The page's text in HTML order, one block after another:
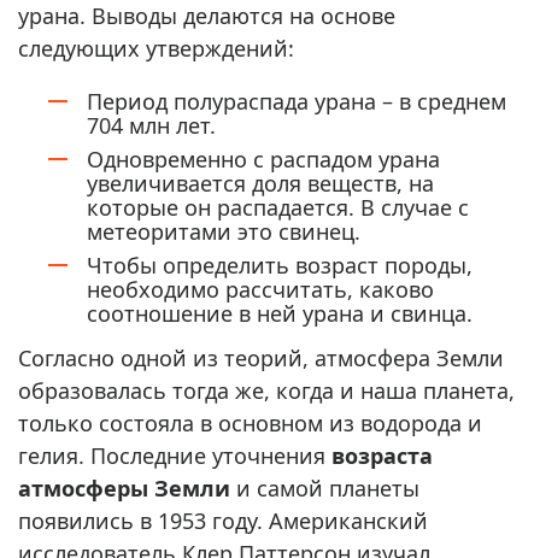
урана. Выводы делаются на основе
следующих утверждений:
Период полураспада урана – в среднем
704 млн лет.
Одновременно с распадом урана
увеличивается доля веществ, на
которые он распадается. В случае с
метеоритами это свинец.
Чтобы определить возраст породы,
необходимо рассчитать, каково
соотношение в ней урана и свинца.
Согласно одной из теорий, атмосфера Земли
образовалась тогда же, когда и наша планета,
только состояла в основном из водорода и
гелия. Последние уточнения возраста
атмосферы Земли и самой планеты
появились в 1953 году. Американский